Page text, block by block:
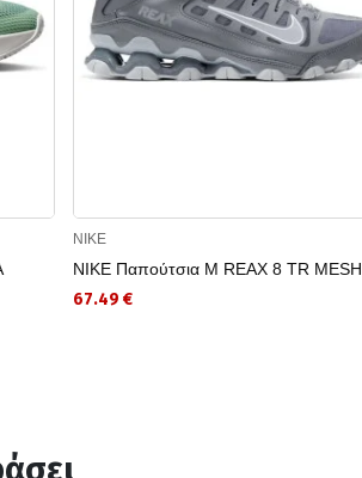
NIKE
NIKE Παπούτσια M REAX 8 TR MESH
67.49 €